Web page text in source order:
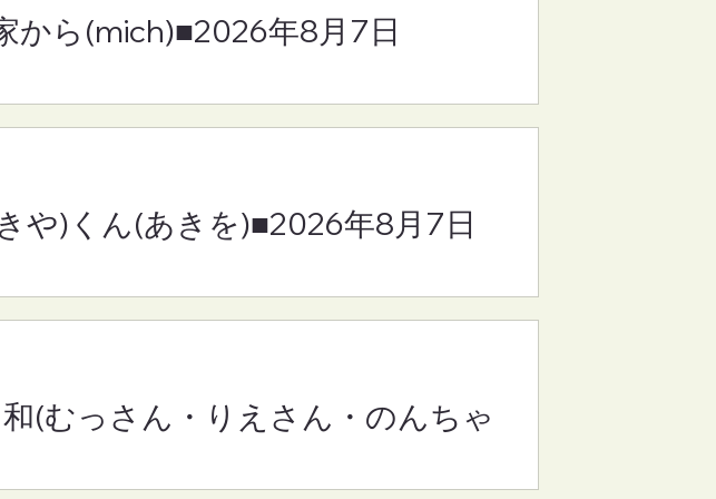
YRC】3人おしゃべり
から(mich)■2026年8月7日
や)くん(あきを)■2026年8月7日
(むっさん・りえさん・のんちゃ